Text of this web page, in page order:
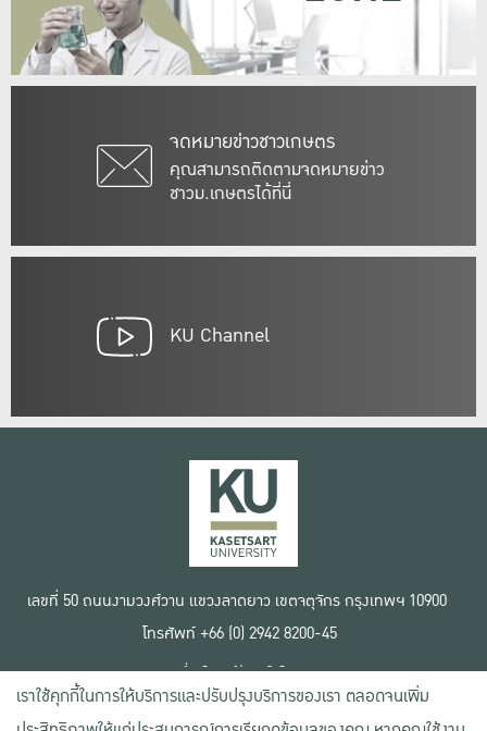
จดหมายข่าวชาวเกษตร
คุณสามารถติดตามจดหมายข่าว
ชาวม.เกษตรได้ที่นี่
KU Channel
เลขที่ 50 ถนนงามวงศ์วาน แขวงลาดยาว เขตจตุจักร กรุงเทพฯ 10900
โทรศัพท์ +66 (0) 2942 8200-45
เงื่อนไขการใช้งานเว็บไซต์
ข้อตกลงด้านสิทธิ์ใช้งาน
นโยบายความเป็นส่วนตัว
เราใช้คุกกี้ในการให้บริการและปรับปรุงบริการของเรา ตลอดจนเพิ่ม